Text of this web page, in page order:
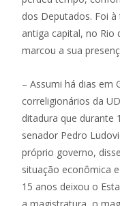
dos Deputados. Foi
antiga capital, no Rio
marcou a sua
– Assumi há dias em
correligionários da
ditadura que durante
senador Pedro
próprio governo,
situação econômica
15 anos deixou o